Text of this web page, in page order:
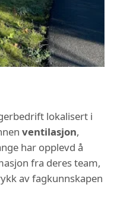
lokalisert i
ventilasjon,
har opplevd å
fra deres team,
av fagkunnskapen